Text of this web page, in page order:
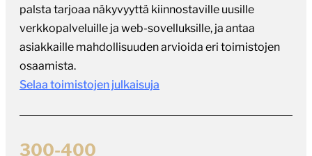
palsta tarjoaa näkyvyyttä kiinnostaville uusille
verkkopalveluille ja web-sovelluksille, ja antaa
asiakkaille mahdollisuuden arvioida eri toimistojen
osaamista.
Selaa toimistojen julkaisuja
300-400